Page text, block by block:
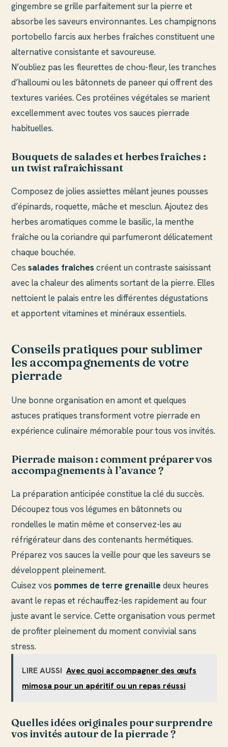
gingembre se grille parfaitement sur la pierre et
absorbe les saveurs environnantes. Les champignons
portobello farcis aux herbes fraîches constituent une
alternative consistante et savoureuse.
N’oubliez pas les fleurettes de chou-fleur, les tranches
d’halloumi ou les bâtonnets de paneer qui offrent des
textures variées. Ces protéines végétales se marient
excellemment avec toutes vos sauces pierrade
habituelles.
Bouquets de salades et herbes fraîches :
un twist rafraîchissant
Composez de jolies assiettes mêlant jeunes pousses
d’épinards, roquette, mâche et mesclun. Ajoutez des
herbes aromatiques comme le basilic, la menthe
fraîche ou la coriandre qui parfumeront délicatement
chaque bouchée.
Cessalades fraîches créent un contraste saisissant
avec la chaleur des aliments sortant de la pierre. Elles
nettoient le palais entre les différentes dégustations
et apportent vitamines et minéraux essentiels.
Conseils pratiques pour sublimer
les accompagnements de votre
pierrade
Une bonne organisation en amont et quelques
astuces pratiques transforment votre pierrade en
expérience culinaire mémorable pour tous vos invités.
Pierrade maison : comment préparer vos
accompagnements à l’avance ?
La préparation anticipée constitue la clé du succès.
Découpez tous vos légumes en bâtonnets ou
rondelles le matin même et conservez-les au
réfrigérateur dans des contenants hermétiques.
Préparez vos sauces la veille pour que les saveurs se
développent pleinement.
Cuisez vos pommes de terre grenaille deux heures
avant le repas et réchauffez-les rapidement au four
juste avant le service. Cette organisation vous permet
de profiter pleinement du moment convivial sans
stress.
LIRE AUSSI Avec quoi accompagner des œufs
mimosa pour un apéritif ou un repas réussi
Quelles idées originales pour surprendre
vos invités autour de la pierrade ?